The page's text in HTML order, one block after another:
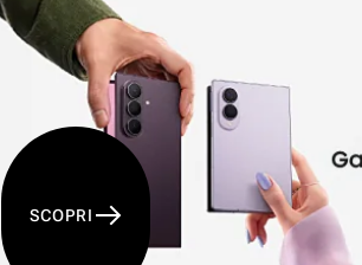
SCOPRI